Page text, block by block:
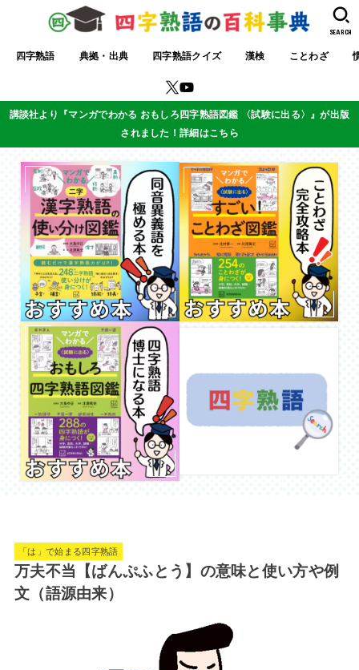
四字熟語 典拠・出典 四字熟語クイズ 漢検 ことわざ
SEARCH
講談社より『マンガでわかる おもしろ四字熟語図鑑 〈試験に出る〉』が出版
されました！詳細はこちら
「は」で始まる四字熟語
万夫不当【ばんぷふとう】の意味と使い方や例
文（語源由来）